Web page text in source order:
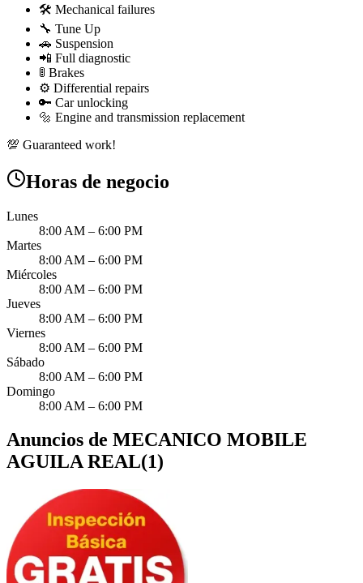
🛠️ Mechanical failures
🔧 Tune Up
🚗 Suspension
📲 Full diagnostic
🚦 Brakes
⚙ Differential repairs
🔑 Car unlocking
🔩 Engine and transmission replacement
💯 Guaranteed work!
Horas de negocio
Lunes
8:00 AM – 6:00 PM
Martes
8:00 AM – 6:00 PM
Miércoles
8:00 AM – 6:00 PM
Jueves
8:00 AM – 6:00 PM
Viernes
8:00 AM – 6:00 PM
Sábado
8:00 AM – 6:00 PM
Domingo
8:00 AM – 6:00 PM
Anuncios de MECANICO MOBILE
AGUILA REAL(1)